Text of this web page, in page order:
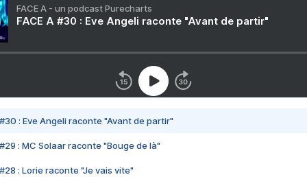
FACE A - un podcast Purecharts
FACE A #30 : Eve Angeli raconte "Avant de partir"
#30 : Eve Angeli raconte "Avant de partir"
#29 : MC Solaar raconte "Bouge de là"
#28 : Lorie raconte "Je vais vite"